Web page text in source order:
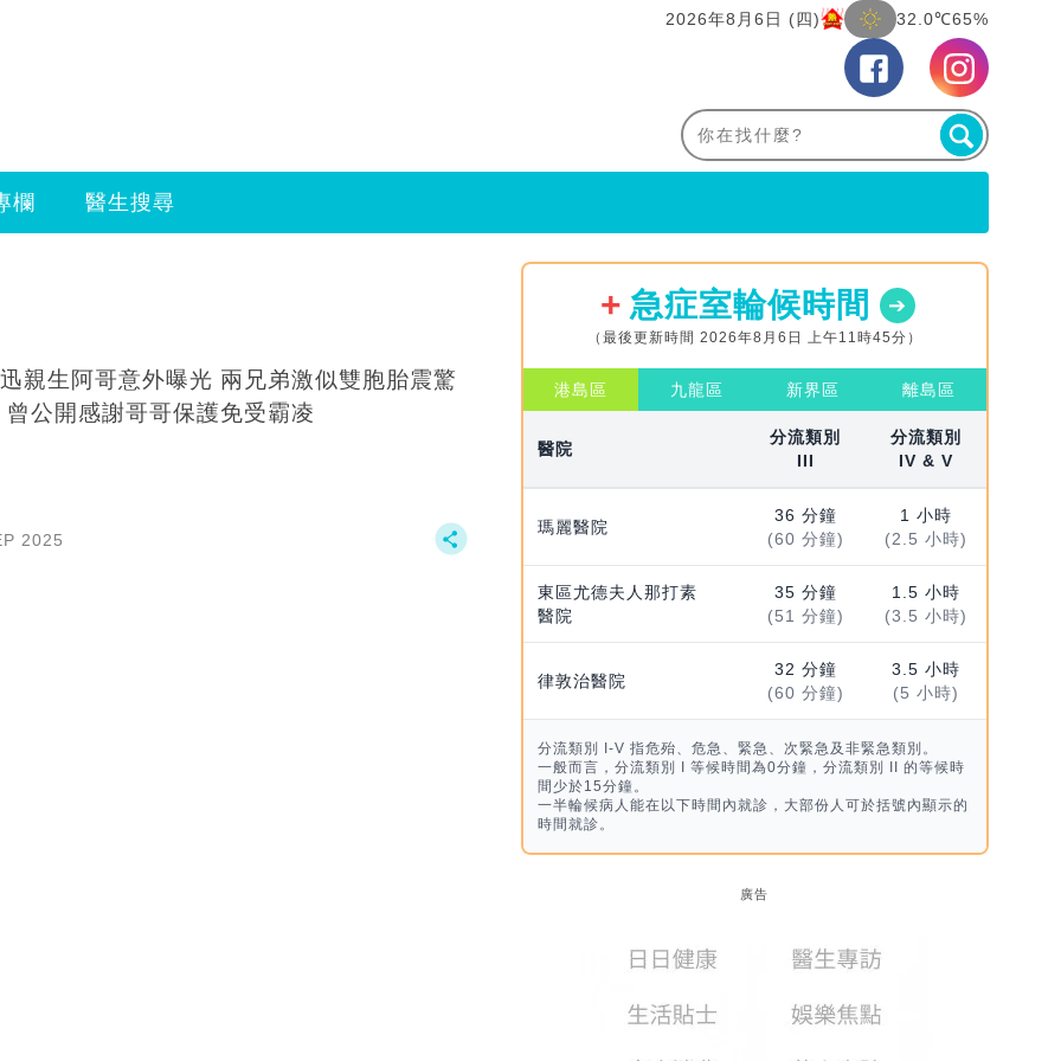
2026年8月6日 (四) 32.0℃65%
欄 醫生搜尋
阿哥意外曝光 兩兄弟激似雙胞胎震驚
網民 曾公開感謝哥哥保護免受霸凌
2025
急症室輪候時間
（最後更新時間 2026年8月6日 上午11時45分）
港島區 九龍區 新界區 離島區
醫院
分流類別
III
分流類別
IV & V
瑪麗醫院
36 分鐘
(60 分鐘)
1 小時
(2.5 小時)
東區尤德夫人那打素
醫院
35 分鐘
(51 分鐘)
1.5 小時
(3.5 小時)
律敦治醫院
32 分鐘
(60 分鐘)
3.5 小時
(5 小時)
分流類別 I-V 指危殆、危急、緊急、次緊急及非緊急類別。
一般而言，分流類別 I 等候時間為0分鐘，分流類別 II 的等候時
間少於15分鐘。
一半輪候病人能在以下時間內就診，大部份人可於括號內顯示的
時間就診。
廣告